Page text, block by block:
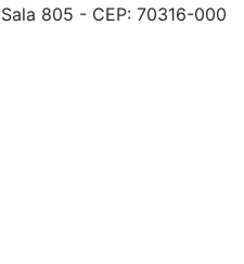
805 - CEP: 70316-000